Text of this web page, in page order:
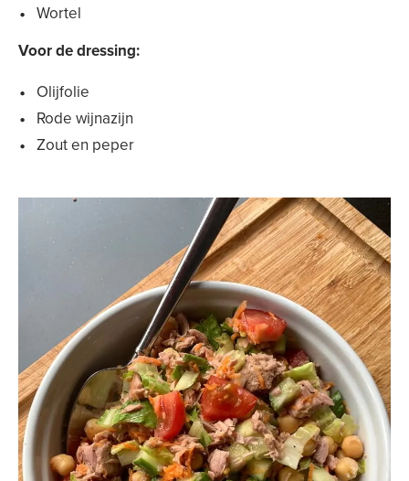
Wortel
Voor de dressing:
Olijfolie
Rode wijnazijn
Zout en peper